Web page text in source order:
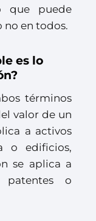
que puede
no en todos.
es lo
términos
valor de un
a activos
o edificios,
se aplica a
patentes o